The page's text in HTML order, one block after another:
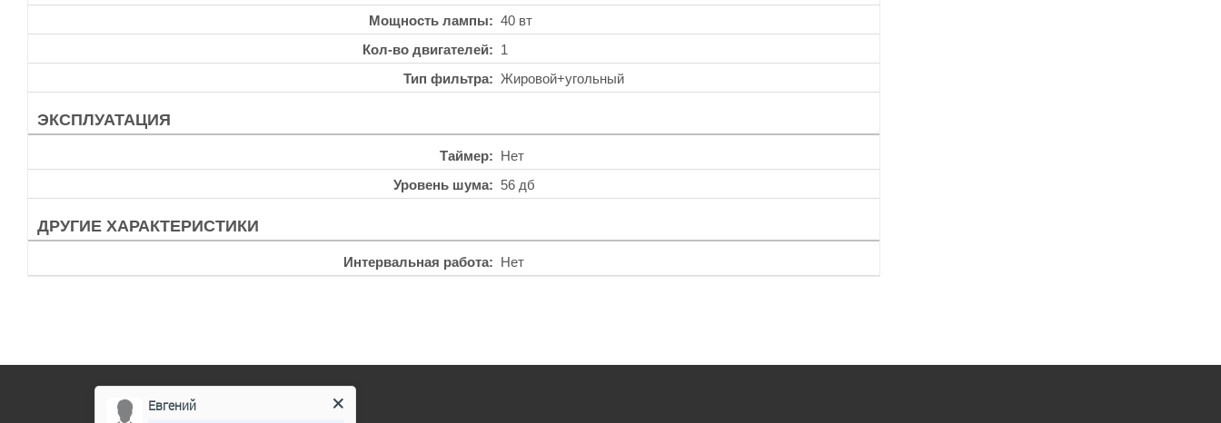
Мощность лампы
40 вт
Кол-во двигателей
1
Тип фильтра
Жировой+угольный
ЭКСПЛУАТАЦИЯ
Таймер
Нет
Уровень шума
56 дб
ДРУГИЕ ХАРАКТЕРИСТИКИ
Интервальная работа Нет
Евгений